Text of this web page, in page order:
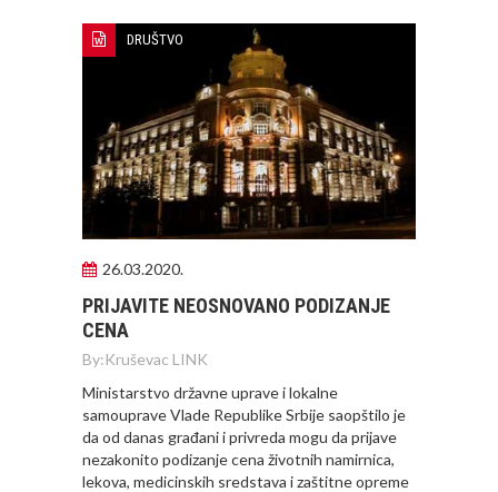
DRUŠTVO
26.03.2020.
PRIJAVITE NEOSNOVANO PODIZANJE
CENA
By:Kruševac LINK
Ministarstvo državne uprave i lokalne
samouprave Vlade Republike Srbije saopštilo je
da od danas građani i privreda mogu da prijave
nezakonito podizanje cena životnih namirnica,
lekova, medicinskih sredstava i zaštitne opreme